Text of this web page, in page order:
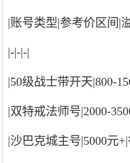
|账号类型|参考价区间|
|-|-|-|
|50级战士带开天|800-
|双特戒法师号|2000-
|沙巴克城主号|5000元